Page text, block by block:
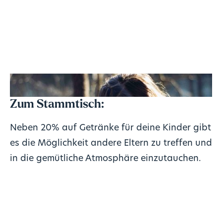
Zum Stammtisch:
Neben 20% auf Getränke für deine Kinder gibt
es die Möglichkeit andere Eltern zu treffen und
in die gemütliche Atmosphäre einzutauchen.